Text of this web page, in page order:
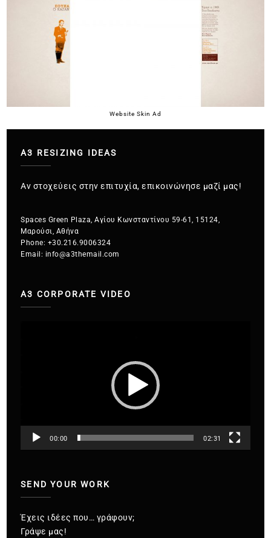
Website Skin Ad
A3 RESIZING IDEAS
Αν στοχεύεις στην επιτυχία, επικοινώνησε μαζί μας!
Spaces Green Plaza, Αγίου Κωνσταντίνου 59-61, 15124,
Μαρούσι, Αθήνα
Phone: +30.216.9006324
Email: info@a3themail.com
A3 CORPORATE VIDEO
00:00 02:31
SEND YOUR WORK
Έχεις ιδέες που… γράφουν;
Γράψε μας!